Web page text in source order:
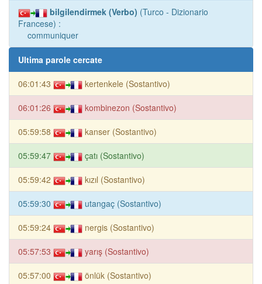
bilgilendirmek (Verbo) (Turco - Dizionario
Francese) :
communiquer
Ultima parole cercate
06:01:43 kertenkele (Sostantivo)
06:01:26 kombinezon (Sostantivo)
05:59:58 kanser (Sostantivo)
05:59:47 çatı (Sostantivo)
05:59:42 kızıl (Sostantivo)
05:59:30 utangaç (Sostantivo)
05:59:24 nergis (Sostantivo)
05:57:53 yarış (Sostantivo)
05:57:00 önlük (Sostantivo)